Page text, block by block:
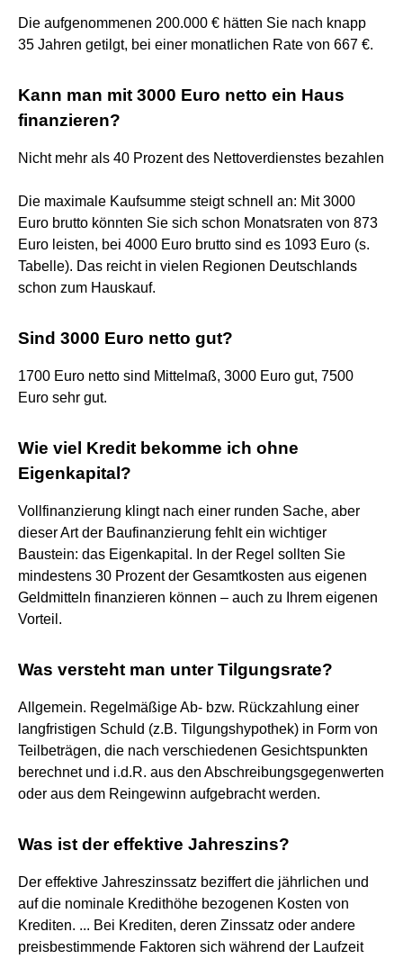
Die aufgenommenen 200.000 € hätten Sie nach knapp
35 Jahren getilgt, bei einer monatlichen Rate von 667 €.
Kann man mit 3000 Euro netto ein Haus
finanzieren?
Nicht mehr als 40 Prozent des Nettoverdienstes bezahlen
Die maximale Kaufsumme steigt schnell an: Mit 3000
Euro brutto könnten Sie sich schon Monatsraten von 873
Euro leisten, bei 4000 Euro brutto sind es 1093 Euro (s.
Tabelle). Das reicht in vielen Regionen Deutschlands
schon zum Hauskauf.
Sind 3000 Euro netto gut?
1700 Euro netto sind Mittelmaß, 3000 Euro gut, 7500
Euro sehr gut.
Wie viel Kredit bekomme ich ohne
Eigenkapital?
Vollfinanzierung klingt nach einer runden Sache, aber
dieser Art der Baufinanzierung fehlt ein wichtiger
Baustein: das Eigenkapital. In der Regel sollten Sie
mindestens 30 Prozent der Gesamtkosten aus eigenen
Geldmitteln finanzieren können – auch zu Ihrem eigenen
Vorteil.
Was versteht man unter Tilgungsrate?
Allgemein. Regelmäßige Ab- bzw. Rückzahlung einer
langfristigen Schuld (z.B. Tilgungshypothek) in Form von
Teilbeträgen, die nach verschiedenen Gesichtspunkten
berechnet und i.d.R. aus den Abschreibungsgegenwerten
oder aus dem Reingewinn aufgebracht werden.
Was ist der effektive Jahreszins?
Der effektive Jahreszinssatz beziffert die jährlichen und
auf die nominale Kredithöhe bezogenen Kosten von
Krediten. ... Bei Krediten, deren Zinssatz oder andere
preisbestimmende Faktoren sich während der Laufzeit